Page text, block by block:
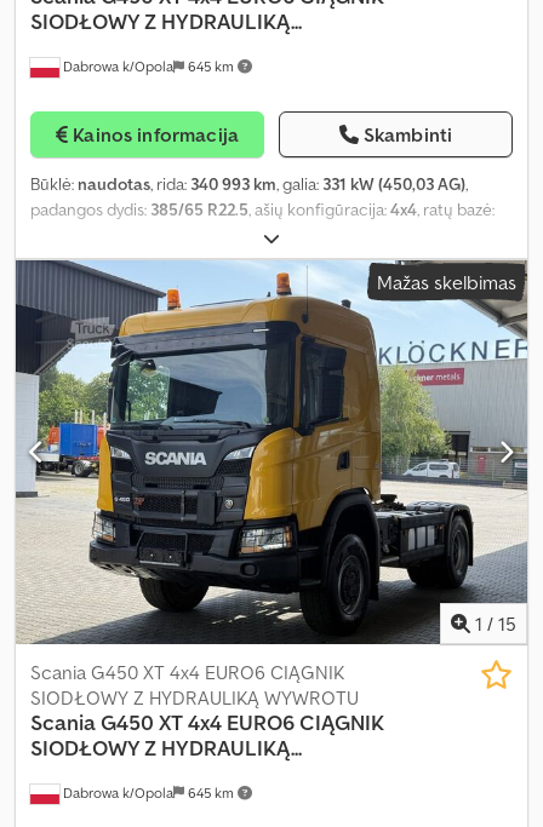
Dabrowa k/Opola 645 km
SIODŁOWY Z HYDRAULIKĄ...
Kainos informacija Skambinti
Būklė: naudotas, rida: 340 993 km, galia: 331 kW (450,03 AG),
padangos dydis: 385/65 R22.5, ašių konfigūracija:4x4, ratų bazė:
400 l, spalva:
kabina:miegamoji kabina, pavaros tipas:automatinis, emisijos
Euro 6, pakaba: , bendras ilgis:5 900 mm, bendras plotis:
2 550 mm
, bendras aukštis:3 700 mm, Gamybos metai: 2020 ,
Įranga:ABS, centrinis užraktas, diferencialo užraktas, elektrinis
langų reguliavimas, elektriškai reguliuojamas veidrodis, kruizo
kontrolė, oro kondicionavimas, priešrūkiniai žibintai, trauki
kontrolė,
Mažas skelbimas
1 / 15
Dabrowa k/Opola 645 km
Scania G450 XT 4x4 EURO6 CIĄGNIK
SIODŁOWY Z HYDRAULIKĄ WYWROTU
ScaniaG450 XT 4x4 EURO6 CIĄGNIK
SIODŁOWY Z HYDRAULIKĄ...